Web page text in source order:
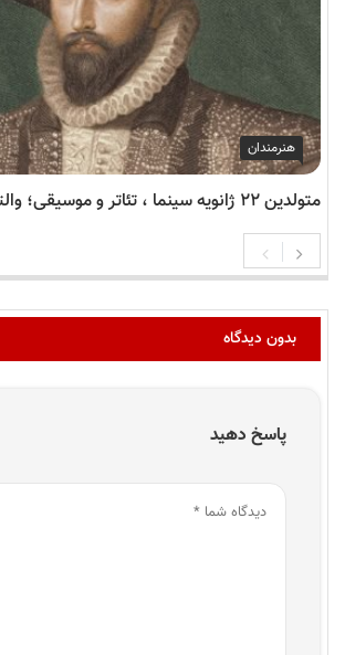
هنرمندان
متولدین ۲۲ ژانویه سینما ، تئاتر و موسیقی؛ والتر رالی
بدون دیدگاه
پاسخ دهید